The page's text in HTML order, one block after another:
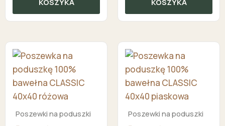
KOSZYKA
KOSZYKA
Poszewki na poduszki Poszewki na poduszki